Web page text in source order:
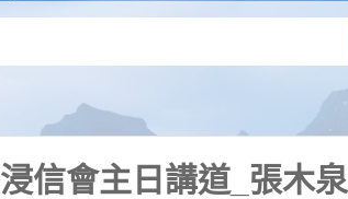
信會主日講道_張木泉